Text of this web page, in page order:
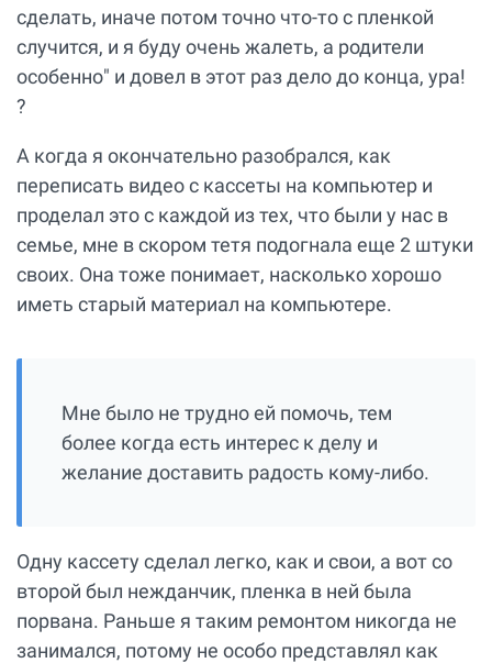
сделать, иначе потом точно что-то с пленкой
случится, и я буду очень жалеть, а родители
особенно" и довел в этот раз дело до конца, ура!
?
А когда я окончательно разобрался, как
переписать видео с кассеты на компьютер и
проделал это с каждой из тех, что были у нас в
семье, мне в скором тетя подогнала еще 2 штуки
своих. Она тоже понимает, насколько хорошо
иметь старый материал на компьютере.
Мне было не трудно ей помочь, тем
более когда есть интерес к делу и
желание доставить радость кому-либо.
Одну кассету сделал легко, как и свои, а вот со
второй был нежданчик, пленка в ней была
порвана. Раньше я таким ремонтом никогда не
занимался, потому не особо представлял как